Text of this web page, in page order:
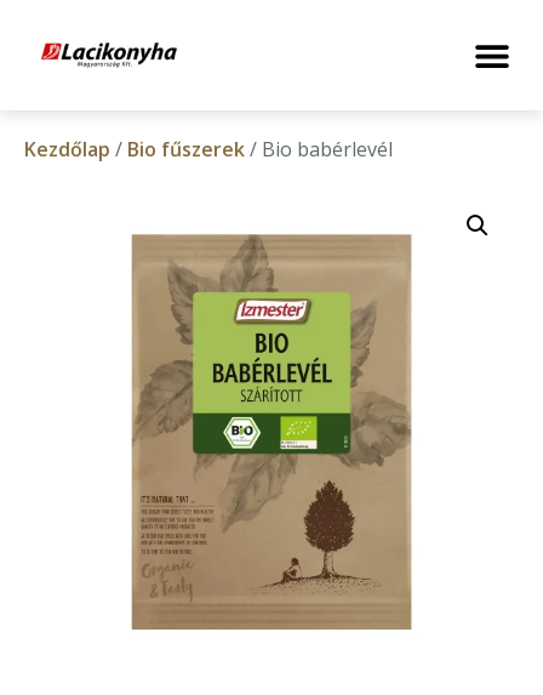
Kezdőlap / Bio fűszerek/ Bio babérlevél